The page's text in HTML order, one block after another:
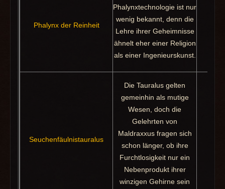
Phalynx der Reinheit
Phalynxtechnologie ist nur
wenig bekannt, denn die
Lehre ihrer Geheimnisse
ähnelt eher einer Religion
als einer Ingenieurskunst.
Seuchenfäulnistauralus
Die Tauralus gelten
gemeinhin als mutige
Wesen, doch die
Gelehrten von
Maldraxxus fragen sich
schon länger, ob ihre
Furchtlosigkeit nur ein
Nebenprodukt ihrer
winzigen Gehirne sein